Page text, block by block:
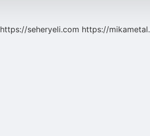
https://seheryeli.com https://